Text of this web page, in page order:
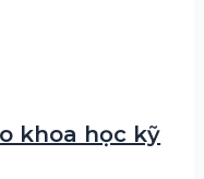
khoa học kỹ